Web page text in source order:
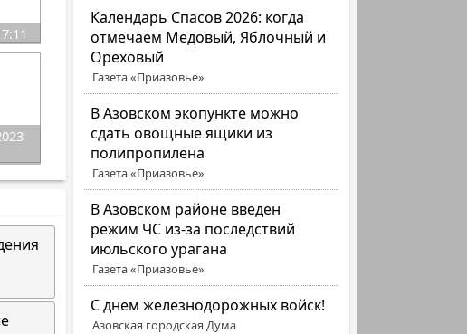
Календарь Спасов 2026: когда
отмечаем Медовый, Яблочный и
Ореховый
Газета «Приазовье»
В Азовском экопункте можно
сдать овощные ящики из
полипропилена
Газета «Приазовье»
В Азовском районе введен
режим ЧС из-за последствий
июльского урагана
Газета «Приазовье»
С днем железнодорожных войск!
Азовская городская Дума